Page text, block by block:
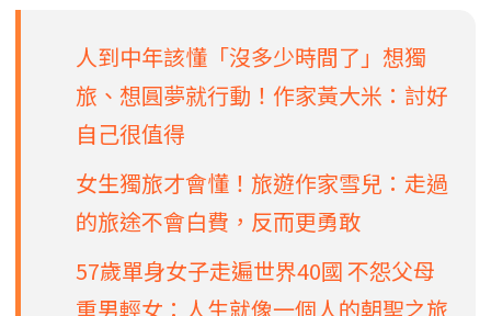
人到中年該懂「沒多少時間了」想獨
旅、想圓夢就行動！作家黃大米：討好
自己很值得
女生獨旅才會懂！旅遊作家雪兒：走過
的旅途不會白費，反而更勇敢
57歲單身女子走遍世界40國 不怨父母
重男輕女：人生就像一個人的朝聖之旅